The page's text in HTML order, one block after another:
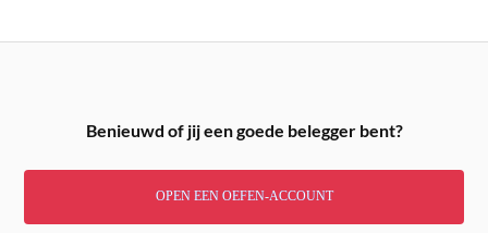
Benieuwd of jij een goede belegger bent?
OPEN EEN OEFEN-ACCOUNT